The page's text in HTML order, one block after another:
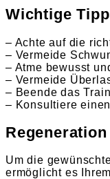
Wichtige
– Achte auf die
– Vermeide
– Atme bewusst
– Vermeide
– Beende das
– Konsultiere
Um die
ermöglicht es